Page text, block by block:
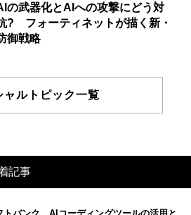
の武器化とAIへの攻撃にどう対
? フォーティネットが描く新・
御戦略
ャルトピック一覧
記事